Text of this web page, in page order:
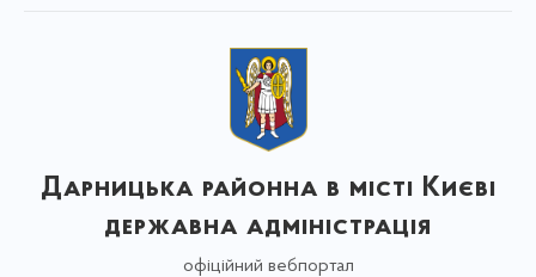
Дарницька районна в місті Києві
державна адміністрація
офіційний вебпортал